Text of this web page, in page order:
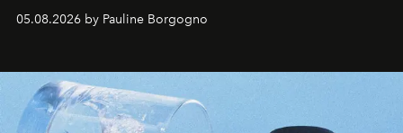
accompagner les explorations du quotidien.
05.08.2026 by Pauline Borgogno